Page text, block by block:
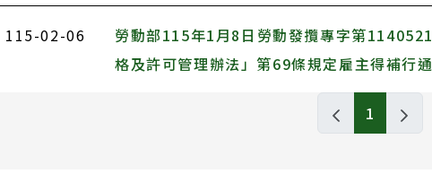
旅宿服務工作申請專區列表，包含標題和發布日期
115-02-06
勞動部115年1月8日勞動發攬專字第
格及許可管理辦法」第69條規定雇主得補行
1